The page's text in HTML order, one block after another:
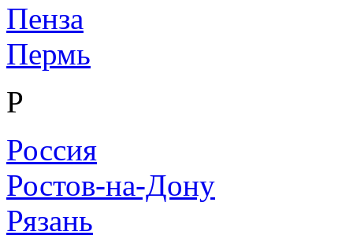
Пенза
Пермь
Р
Россия
Ростов-на-Дону
Рязань